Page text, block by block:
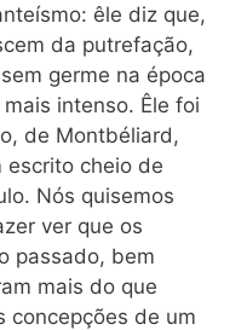
êle diz que,
da putrefação,
germe na época
intenso. Êle foi
de Montbéliard,
escrito cheio de
Nós quisemos
ver que os
passado, bem
mais do que
concepções de um